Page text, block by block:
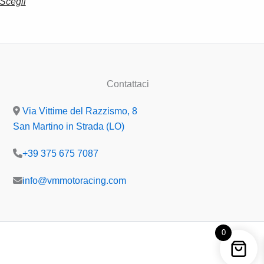
Contattaci
Via Vittime del Razzismo, 8
San Martino in Strada (LO)
+39 375 675 7087
info@vmmotoracing.com
0